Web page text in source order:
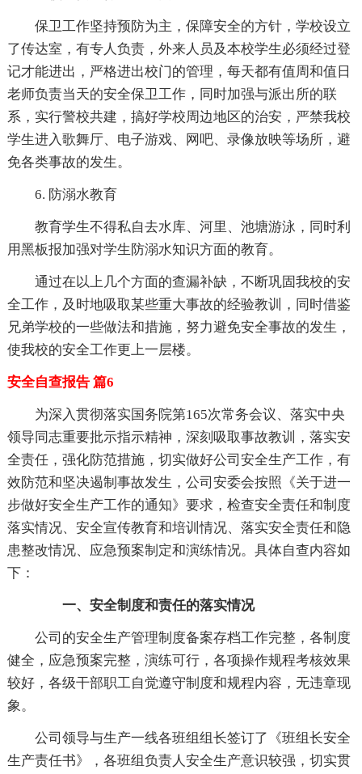
保卫工作坚持预防为主，保障安全的方针，学校设立
了传达室，有专人负责，外来人员及本校学生必须经过登
记才能进出，严格进出校门的管理，每天都有值周和值日
老师负责当天的安全保卫工作，同时加强与派出所的联
系，实行警校共建，搞好学校周边地区的治安，严禁我校
学生进入歌舞厅、电子游戏、网吧、录像放映等场所，避
免各类事故的发生。
6. 防溺水教育
教育学生不得私自去水库、河里、池塘游泳，同时利
用黑板报加强对学生防溺水知识方面的教育。
通过在以上几个方面的查漏补缺，不断巩固我校的安
全工作，及时地吸取某些重大事故的经验教训，同时借鉴
兄弟学校的一些做法和措施，努力避免安全事故的发生，
使我校的安全工作更上一层楼。
安全自查报告 篇6
为深入贯彻落实国务院第165次常务会议、落实中央
领导同志重要批示指示精神，深刻吸取事故教训，落实安
全责任，强化防范措施，切实做好公司安全生产工作，有
效防范和坚决遏制事故发生，公司安委会按照《关于进一
步做好安全生产工作的通知》要求，检查安全责任和制度
落实情况、安全宣传教育和培训情况、落实安全责任和隐
患整改情况、应急预案制定和演练情况。具体自查内容如
下：
一、安全制度和责任的落实情况
公司的安全生产管理制度备案存档工作完整，各制度
健全，应急预案完整，演练可行，各项操作规程考核效果
较好，各级干部职工自觉遵守制度和规程内容，无违章现
象。
公司领导与生产一线各班组组长签订了《班组长安全
生产责任书》，各班组负责人安全生产意识较强，切实贯